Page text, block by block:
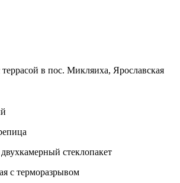
в пос. Микляиха, Ярославская
стеклопакет
с терморазрывом